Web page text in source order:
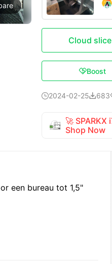
Cloud slice
Boost
2024-02-25683
🚀
Shop Now
een bureau tot 1,5"